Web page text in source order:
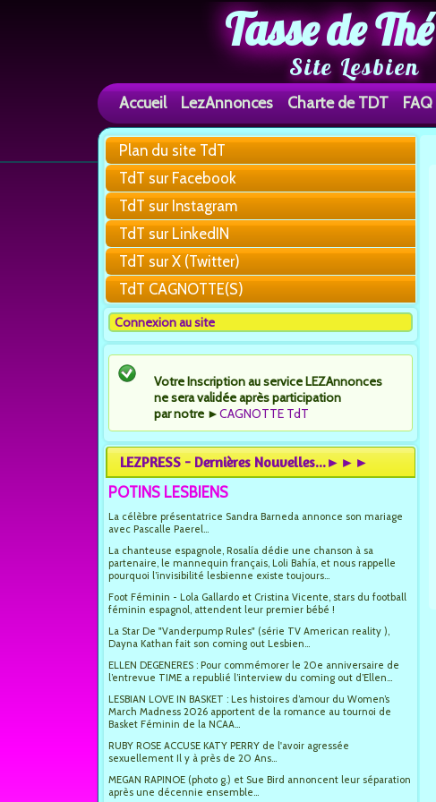
Tasse de Thé
Site Lesbien
Accueil LezAnnonces Charte de TDT FAQ
Plan du site TdT
TdT sur Facebook
TdT sur Instagram
TdT sur LinkedIN
TdT sur X (Twitter)
TdT CAGNOTTE(S)
Connexion au site
Votre Inscription au service LEZAnnonces
ne sera validée après participation
par notre ►CAGNOTTE TdT
LEZPRESS - Dernières Nouvelles...►►►
POTINS LESBIENS
La célèbre présentatrice Sandra Barneda annonce son mariage
avec Pascalle Paerel...
La chanteuse espagnole, Rosalía dédie une chanson à sa
partenaire, le mannequin français, Loli Bahía, et nous rappelle
pourquoi l’invisibilité lesbienne existe toujours...
Foot Féminin - Lola Gallardo et Cristina Vicente, stars du football
féminin espagnol, attendent leur premier bébé !
La Star De "Vanderpump Rules" (série TV American reality ),
Dayna Kathan fait son coming out Lesbien...
ELLEN DEGENERES : Pour commémorer le 20e anniversaire de
l’entrevue TIME a republié l’interview du coming out d’Ellen...
LESBIAN LOVE IN BASKET : Les histoires d’amour du Women’s
March Madness 2026 apportent de la romance au tournoi de
Basket Féminin de la NCAA...
RUBY ROSE ACCUSE KATY PERRY de l'avoir agressée
sexuellement Il y à près de 20 Ans...
MEGAN RAPINOE (photo g.) et Sue Bird annoncent leur séparation
après une décennie ensemble...